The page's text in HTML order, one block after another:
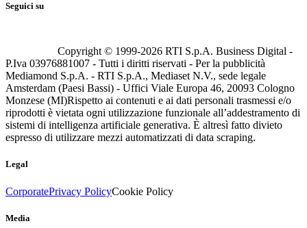
Seguici su
Copyright © 1999-2026 RTI S.p.A. Business Digital -
P.Iva 03976881007 - Tutti i diritti riservati - Per la pubblicità
Mediamond S.p.A. - RTI S.p.A., Mediaset N.V., sede legale
Amsterdam (Paesi Bassi) - Uffici Viale Europa 46, 20093 Cologno
Monzese (MI)Rispetto ai contenuti e ai dati personali trasmessi e/o
riprodotti è vietata ogni utilizzazione funzionale all’addestramento di
sistemi di intelligenza artificiale generativa. È altresì fatto divieto
espresso di utilizzare mezzi automatizzati di data scraping.
Legal
CorporatePrivacy PolicyCookie Policy
Media